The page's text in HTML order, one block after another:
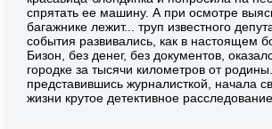
спрятать ее машину. А при осмотре
багажнике лежит... труп известного
события развивались, как в настоящем
Бизон, без денег, без документов,
городке за тысячи километров от
представившись журналисткой, начала
жизни крутое детективное